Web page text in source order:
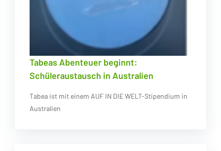
Tabeas Abenteuer beginnt:
Schüleraustausch in Australien
Tabea ist mit einem AUF IN DIE WELT-Stipendium in
Australien